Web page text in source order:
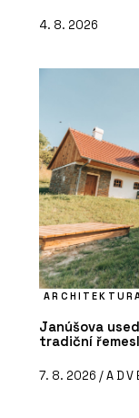
4. 8. 2026
Janúšova
tradiční
7. 8. 2026 /